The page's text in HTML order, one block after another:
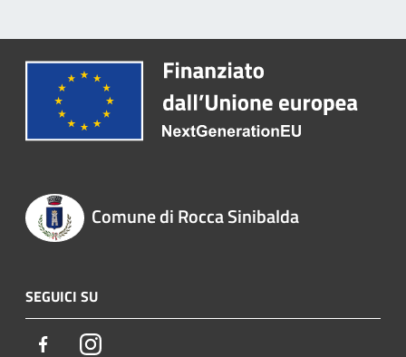
Comune di Rocca Sinibalda
SEGUICI SU
FacebookInstagram